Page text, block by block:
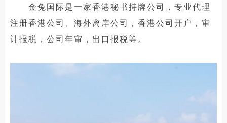
金兔国际是一家香港秘书持牌公司，专业代理
注册香港公司、海外离岸公司，香港公司开户，审
计报税，公司年审，出口报税等。